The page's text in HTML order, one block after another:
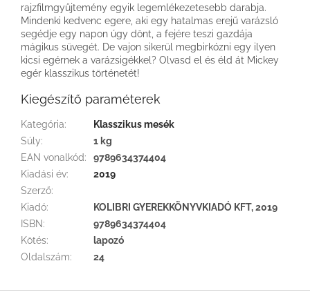
rajzfilmgyűjtemény egyik legemlékezetesebb darabja.
Mindenki kedvenc egere, aki egy hatalmas erejű varázsló
segédje egy napon úgy dönt, a fejére teszi gazdája
mágikus süvegét. De vajon sikerül megbirkózni egy ilyen
kicsi egérnek a varázsigékkel? Olvasd el és éld át Mickey
egér klasszikus történetét!
Kiegészítő paraméterek
Kategória:
Klasszikus mesék
Súly:
1 kg
EAN vonalkód:
9789634374404
Kiadási év:
2019
Szerző:
Kiadó:
KOLIBRI GYEREKKÖNYVKIADÓ KFT, 2019
ISBN:
9789634374404
Kötés:
lapozó
Oldalszám: 24